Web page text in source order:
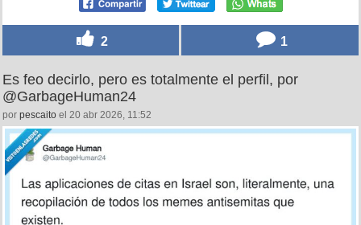
2 1
Es feo decirlo, pero es totalmente el perfil, por
@GarbageHuman24
por pescaito el 20 abr 2026, 11:52